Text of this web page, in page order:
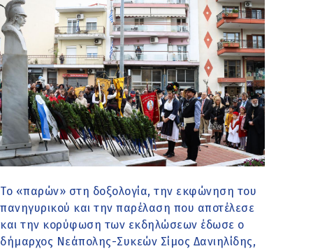
Το «παρών» στη δοξολογία, την εκφώνηση του
πανηγυρικού και την παρέλαση που αποτέλεσε
και την κορύφωση των εκδηλώσεων έδωσε ο
δήμαρχος Νεάπολης-Συκεών Σίμος Δανιηλίδης,